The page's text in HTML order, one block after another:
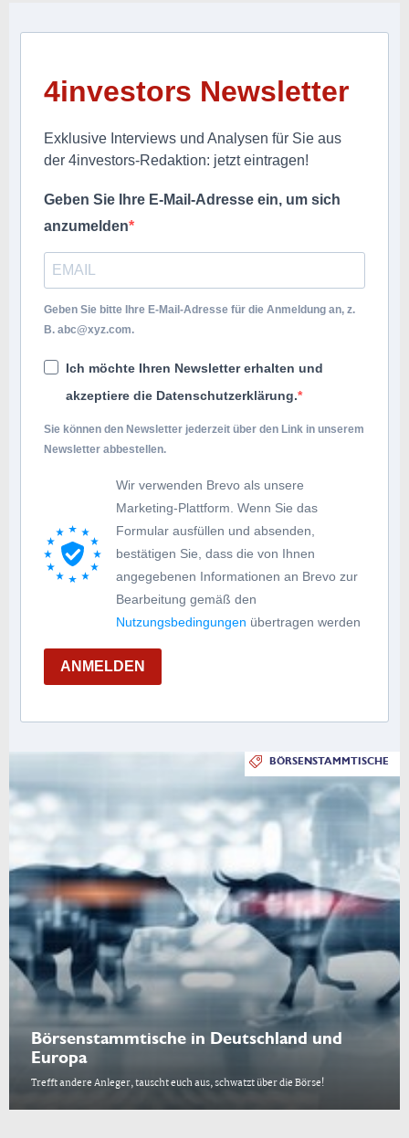
4investors Newsletter
Exklusive Interviews und Analysen für Sie aus
der 4investors-Redaktion: jetzt eintragen!
Geben Sie Ihre E-Mail-Adresse ein, um sich
anzumelden
Geben Sie bitte Ihre E-Mail-Adresse für die Anmeldung an, z.
B. abc@xyz.com.
Ich möchte Ihren Newsletter erhalten und
akzeptiere die Datenschutzerklärung.
Sie können den Newsletter jederzeit über den Link in unserem
Newsletter abbestellen.
Wir verwenden Brevo als unsere
Marketing-Plattform. Wenn Sie das
Formular ausfüllen und absenden,
bestätigen Sie, dass die von Ihnen
angegebenen Informationen an Brevo zur
Bearbeitung gemäß den
Nutzungsbedingungen übertragen werden
ANMELDEN
BÖRSENSTAMMTISCHE
Börsenstammtische in Deutschland und
Europa
Trefft andere Anleger, tauscht euch aus, schwatzt über die Börse!